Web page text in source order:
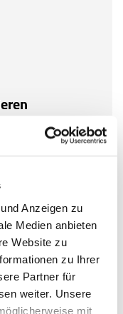
Anzeigen zu
Medien anbieten
Website zu
zu Ihrer
Partner für
weiter. Unsere
mit
– mental und
kann man